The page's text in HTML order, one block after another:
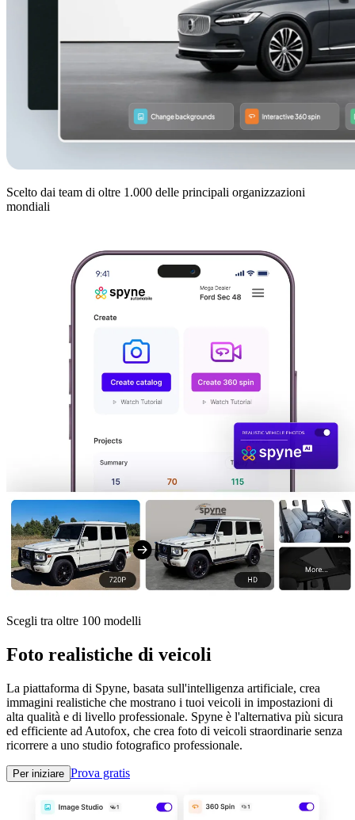
Scelto dai team di oltre 1.000 delle principali organizzazioni
mondiali
Scegli tra oltre 100 modelli
Foto realistiche di veicoli
La piattaforma di Spyne, basata sull'intelligenza artificiale, crea
immagini realistiche che mostrano i tuoi veicoli in impostazioni di
alta qualità e di livello professionale. Spyne è l'alternativa più sicura
ed efficiente ad Autofox, che crea foto di veicoli straordinarie senza
ricorrere a uno studio fotografico professionale.
Per iniziare Prova gratis